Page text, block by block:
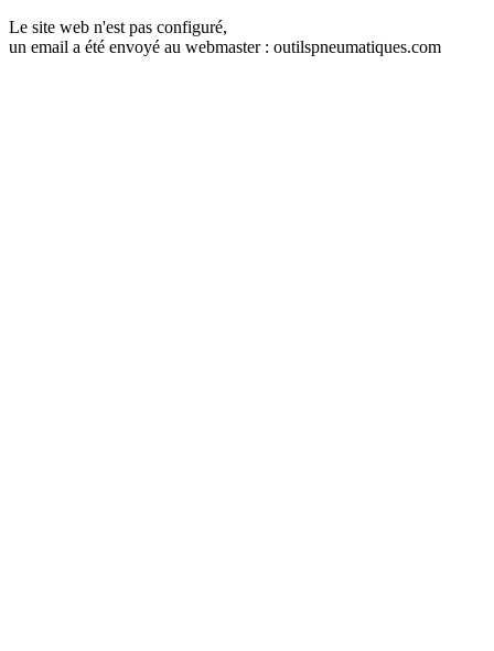
Le site web n'est pas configuré,
un email a été envoyé au webmaster : outilspneumatiques.com